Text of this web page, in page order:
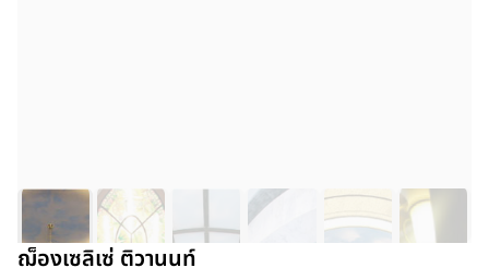
ฌ็องเซลิเซ่ ติวานนท์